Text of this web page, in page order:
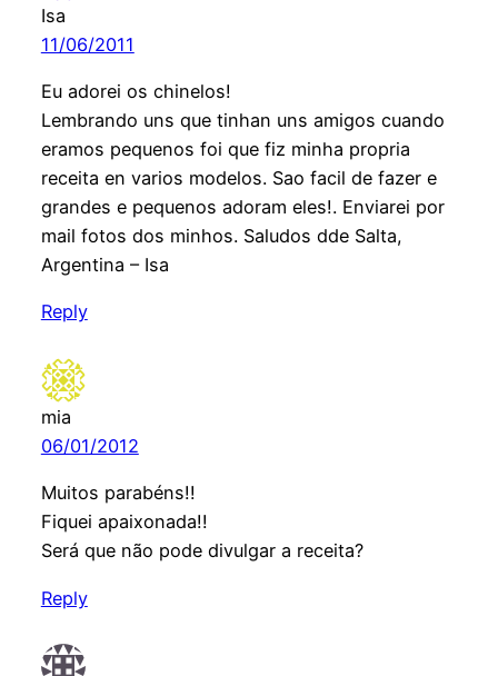
Isa
11/06/2011
Eu adorei os chinelos!
Lembrando uns que tinhan uns amigos cuando
eramos pequenos foi que fiz minha propria
receita en varios modelos. Sao facil de fazer e
grandes e pequenos adoram eles!. Enviarei por
mail fotos dos minhos. Saludos dde Salta,
Argentina – Isa
Reply
mia
06/01/2012
Muitos parabéns!!
Fiquei apaixonada!!
Será que não pode divulgar a receita?
Reply